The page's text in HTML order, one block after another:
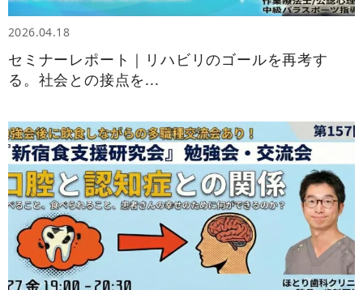
2026.04.18
セミナーレポート｜リハビリのゴールを再考す
る。社会との接点を...